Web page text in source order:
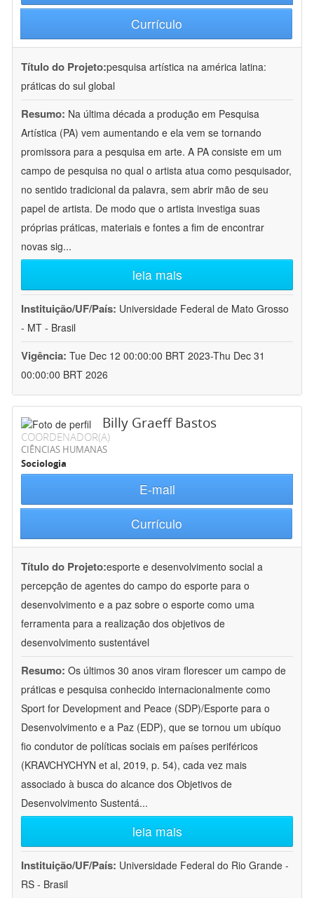
Currículo
Título do Projeto:pesquisa artística na américa latina:
práticas do sul global
Resumo: Na última década a produção em Pesquisa
Artística (PA) vem aumentando e ela vem se tornando
promissora para a pesquisa em arte. A PA consiste em um
campo de pesquisa no qual o artista atua como pesquisador,
no sentido tradicional da palavra, sem abrir mão de seu
papel de artista. De modo que o artista investiga suas
próprias práticas, materiais e fontes a fim de encontrar
novas sig...
leia mais
Instituição/UF/País: Universidade Federal de Mato Grosso
- MT - Brasil
Vigência: Tue Dec 12 00:00:00 BRT 2023-Thu Dec 31
00:00:00 BRT 2026
Billy Graeff Bastos
COORDENADOR(A)
CIÊNCIAS HUMANAS
Sociologia
E-mail
Currículo
Título do Projeto:esporte e desenvolvimento social a
percepção de agentes do campo do esporte para o
desenvolvimento e a paz sobre o esporte como uma
ferramenta para a realização dos objetivos de
desenvolvimento sustentável
Resumo: Os últimos 30 anos viram florescer um campo de
práticas e pesquisa conhecido internacionalmente como
Sport for Development and Peace (SDP)/Esporte para o
Desenvolvimento e a Paz (EDP), que se tornou um ubíquo
fio condutor de políticas sociais em países periféricos
(KRAVCHYCHYN et al, 2019, p. 54), cada vez mais
associado à busca do alcance dos Objetivos de
Desenvolvimento Sustentá...
leia mais
Instituição/UF/País: Universidade Federal do Rio Grande -
RS - Brasil